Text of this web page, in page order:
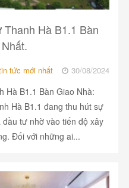
Hà B1.1 Bàn
tức mới nhất 30/08/2024
Hà B1.1 Bàn Giao Nhà:
Hà B1.1 đang thu hút sự
tư nhờ vào tiến độ xây
Đối với những ai...